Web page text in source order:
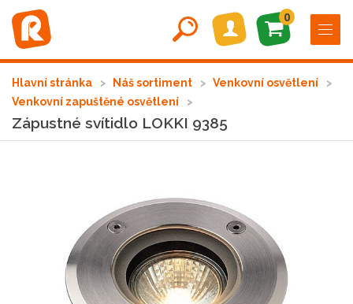
0
Hlavní stránka Náš sortiment
Venkovní osvětlení
Venkovní zapuštěné osvětlení
Zápustné svítidlo LOKKI 9385